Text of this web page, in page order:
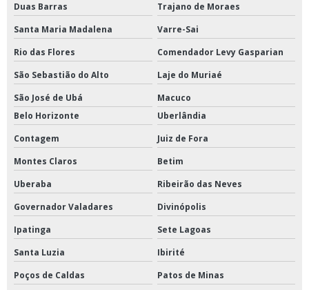
Duas Barras
Trajano de Moraes
Santa Maria Madalena
Varre-Sai
Rio das Flores
Comendador Levy Gasparian
São Sebastião do Alto
Laje do Muriaé
São José de Ubá
Macuco
Belo Horizonte
Uberlândia
Contagem
Juiz de Fora
Montes Claros
Betim
Uberaba
Ribeirão das Neves
Governador Valadares
Divinópolis
Ipatinga
Sete Lagoas
Santa Luzia
Ibirité
Poços de Caldas
Patos de Minas